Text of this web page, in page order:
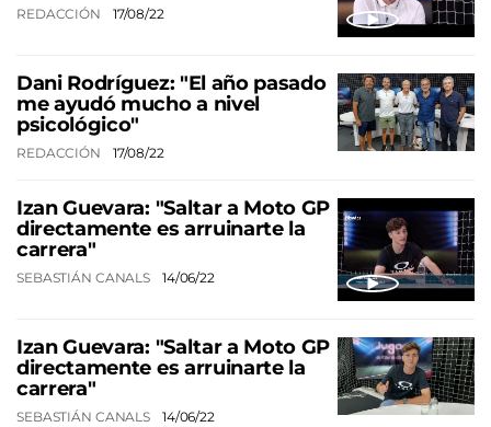
REDACCIÓN 17/08/22
Dani Rodríguez: "El año pasado
me ayudó mucho a nivel
psicológico"
REDACCIÓN 17/08/22
Izan Guevara: "Saltar a Moto GP
directamente es arruinarte la
carrera"
SEBASTIÁN CANALS 14/06/22
Izan Guevara: "Saltar a Moto GP
directamente es arruinarte la
carrera"
SEBASTIÁN CANALS 14/06/22